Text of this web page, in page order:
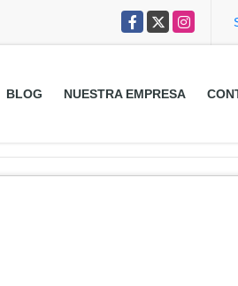
Facebook
X Instagram
BLOG NUESTRA EMPRESA